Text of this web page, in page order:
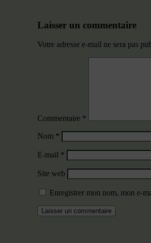
Laisser un commentaire
Votre adresse e-mail ne sera pas
Commentaire *
Nom *
E-mail *
Site web
Enregistrer mon nom, mon e-